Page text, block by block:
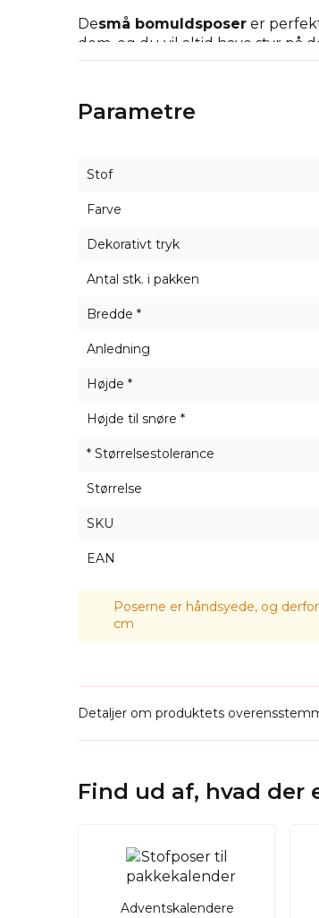
Desmå bomuldsposer er
dem, og du vil altid have styr på
Parametre
Stof
Farve
Dekorativt tryk
Antal stk. i pakken
Bredde *
Anledning
Højde *
Højde til snøre *
* Størrelsestolerance
Størrelse
SKU
EAN
Poserne er håndsyede, og
cm
Detaljer om produktets
Find ud af, hvad der
Adventskalendere